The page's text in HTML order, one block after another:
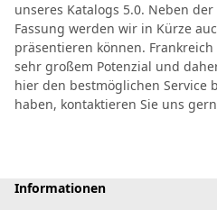
unseres Katalogs 5.0. Neben
Fassung werden wir in Kürze
präsentieren können.
sehr großem Potenzial und
hier den bestmöglichen Service
haben, kontaktieren Sie uns
Informationen